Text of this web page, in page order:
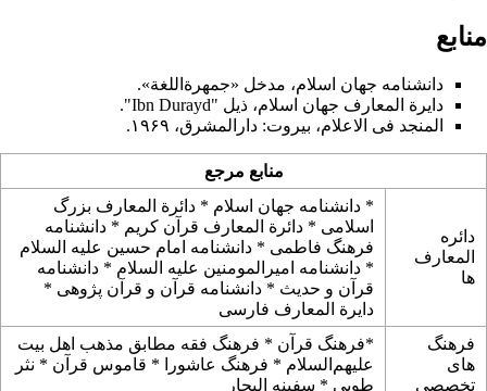
منابع
دانشنامه جهان اسلام، مدخل «جمهرةاللغة».
دایرة المعارف جهان اسلام، ذیل "Ibn Durayd".
المنجد فی الاعلام، بیروت: دارالمشرق، ۱۹۶۹.
منابع مرجع
دائره
المعارف
ها
* دانشنامه جهان اسلام * دائرة المعارف بزرگ
اسلامی * دائرة المعارف قرآن کریم * دانشنامه
فرهنگ فاطمی * دانشنامه امام حسین علیه السلام
* دانشنامه امیرالمومنین علیه السلام * دانشنامه
قرآن و حدیث * دانشنامه قرآن و قرآن پژوهی *
دایرة المعارف فارسی
فرهنگ
های
تخصصی
*فرهنگ قرآن * فرهنگ فقه مطابق مذهب اهل بیت
علیهم‌السلام * فرهنگ عاشورا * قاموس قرآن * نثر
طوبی * سفینه البحار